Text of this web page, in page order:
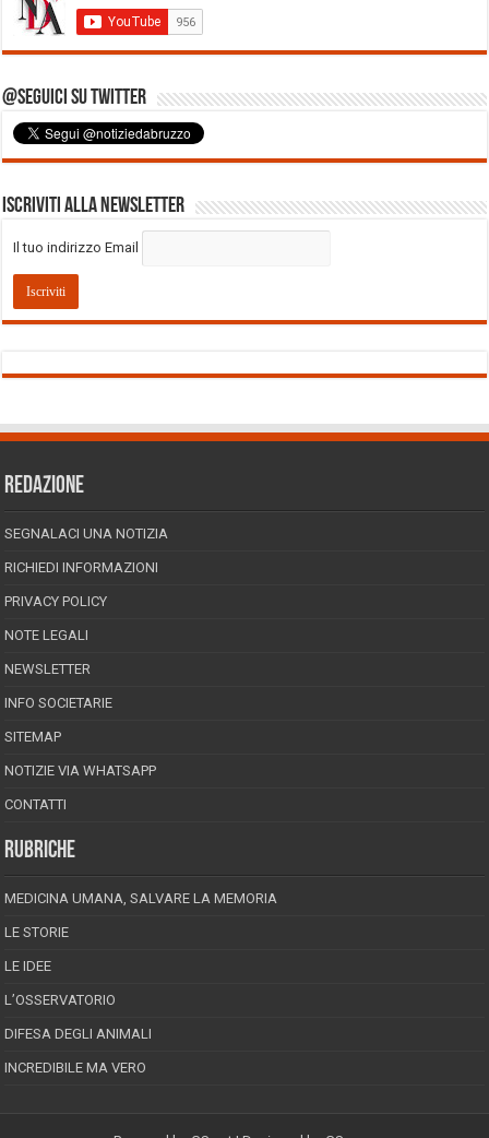
@Seguici su Twitter
Iscriviti alla Newsletter
Il tuo indirizzo Email
REDAZIONE
SEGNALACI UNA NOTIZIA
RICHIEDI INFORMAZIONI
PRIVACY POLICY
NOTE LEGALI
NEWSLETTER
INFO SOCIETARIE
SITEMAP
NOTIZIE VIA WHATSAPP
CONTATTI
RUBRICHE
MEDICINA UMANA, SALVARE LA MEMORIA
LE STORIE
LE IDEE
L’OSSERVATORIO
DIFESA DEGLI ANIMALI
INCREDIBILE MA VERO